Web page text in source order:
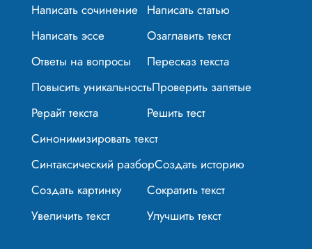
Написать сочинение Написать статью
Написать эссе
Озаглавить текст
Ответы на вопросы
Пересказ текста
Повысить уникальностьПроверить запятые
Рерайт текста
Решить тест
Синонимизировать текст
Синтаксический разборСоздать историю
Создать картинку
Сократить текст
Увеличить текст
Улучшить текст